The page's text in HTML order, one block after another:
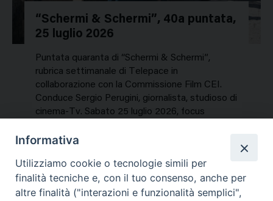
“Schermi & Schermi”, 40a puntata,
25 luglio 2026
Puntata quaranta di “Schermi & Schermi”,
rubrica settimanale di Telepace in
collaborazione con la Commissione Film CEI.
Conduce Sergio Perugini, giornalista, studioso di
cinema-Tv. Sabato 25 luglio 2026, focus
NEWS, PERCORSI TEMATICI
Mercoledì 29 Luglio 2026
Informativa
Utilizziamo cookie o tecnologie simili per
finalità tecniche e, con il tuo consenso, anche per
altre finalità ("interazioni e funzionalità semplici",